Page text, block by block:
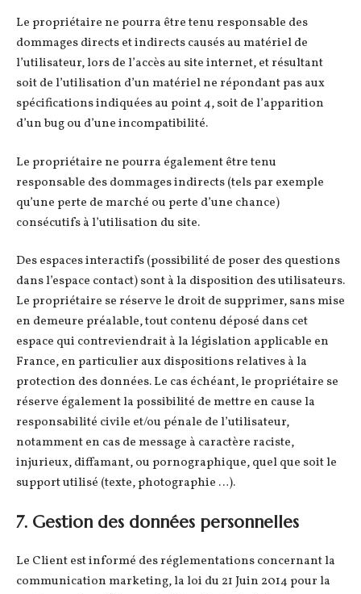
Le propriétaire ne pourra être tenu responsable des
dommages directs et indirects causés au matériel de
l’utilisateur, lors de l’accès au site internet, et résultant
soit de l’utilisation d’un matériel ne répondant pas aux
spécifications indiquées au point 4, soit de l’apparition
d’un bug ou d’une incompatibilité.
Le propriétaire ne pourra également être tenu
responsable des dommages indirects (tels par exemple
qu’une perte de marché ou perte d’une chance)
consécutifs à l’utilisation du site.
Des espaces interactifs (possibilité de poser des questions
dans l’espace contact) sont à la disposition des utilisateurs.
Le propriétaire se réserve le droit de supprimer, sans mise
en demeure préalable, tout contenu déposé dans cet
espace qui contreviendrait à la législation applicable en
France, en particulier aux dispositions relatives à la
protection des données. Le cas échéant, le propriétaire se
réserve également la possibilité de mettre en cause la
responsabilité civile et/ou pénale de l’utilisateur,
notamment en cas de message à caractère raciste,
injurieux, diffamant, ou pornographique, quel que soit le
support utilisé (texte, photographie …).
7. Gestion des données personnelles
Le Client est informé des réglementations concernant la
communication marketing, la loi du 21 Juin 2014 pour la